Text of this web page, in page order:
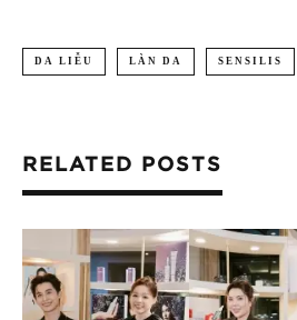
DA LIỄU LÀN DA SENSILIS
RELATED POSTS